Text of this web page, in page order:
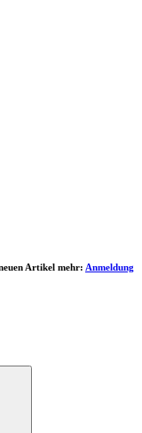
Artikel mehr: Anmeldung